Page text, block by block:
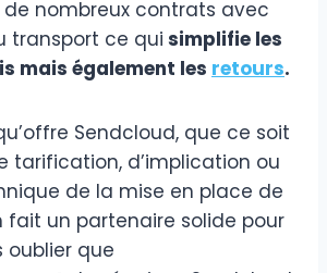
nombreux contrats avec
transport ce qui simplifie les
mais également les retours.
Sendcloud, que ce soit
tarification, d’implication ou
de la mise en place de
fait un partenaire solide pour
oublier que